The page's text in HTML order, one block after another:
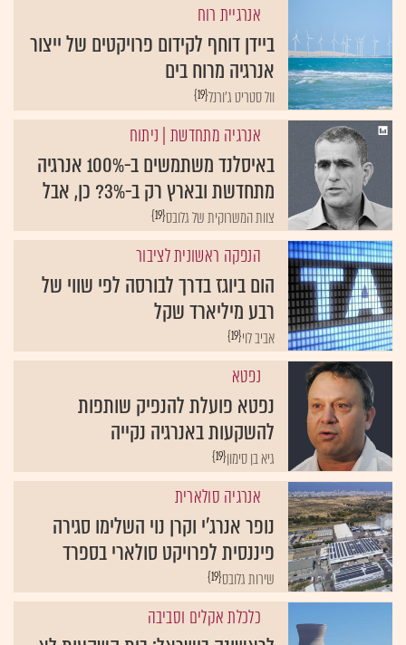
אנרגיית רוח
ביידן דוחף לקידום פרויקטים של ייצור
אנרגיה מרוח בים
{19}וול סטריט ג'ורנל
אנרגיה מתחדשת| ניתוח
באיסלנד משתמשים ב-100% אנרגיה
מתחדשת ובארץ רק ב-3%? כן, אבל
{19}צוות המשרוקית של גלובס
הנפקה ראשונית לציבור
הום ביוגז בדרך לבורסה לפי שווי של
רבע מיליארד שקל
{19}אביב לוי
נפטא
נפטא פועלת להנפיק שותפות
להשקעות באנרגיה נקייה
{19}גיא בן סימון
אנרגיה סולארית
נופר אנרג'י וקרן נוי השלימו סגירה
פיננסית לפרויקט סולארי בספרד
{19}שירות גלובס
כלכלת אקלים וסביבה